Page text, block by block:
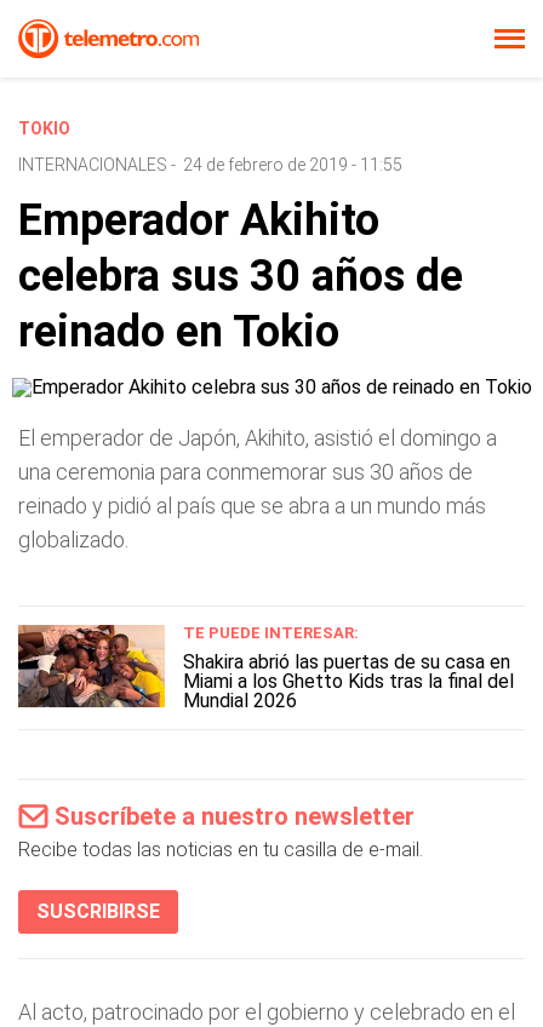
TOKIO
INTERNACIONALES - 24 de febrero de 2019 - 11:55
Emperador Akihito
celebra sus 30 años de
reinado en Tokio
El emperador de Japón, Akihito, asistió el domingo a
una ceremonia para conmemorar sus 30 años de
reinado y pidió al país que se abra a un mundo más
globalizado.
TE PUEDE INTERESAR:
Shakira abrió las puertas de su casa en
Miami a los Ghetto Kids tras la final del
Mundial 2026
Suscríbete a nuestro newsletter
Recibe todas las noticias en tu casilla de e-mail.
SUSCRIBIRSE
Al acto, patrocinado por el gobierno y celebrado en el